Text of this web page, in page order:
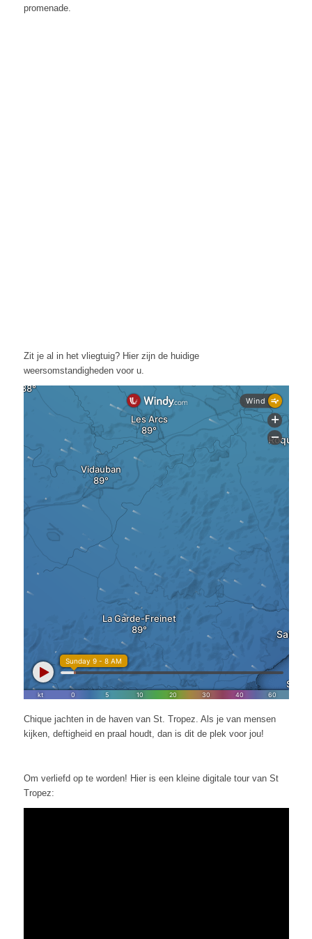
promenade.
Zit je al in het vliegtuig? Hier zijn de huidige
weersomstandigheden voor u.
Chique jachten in de haven van St. Tropez. Als je van mensen
kijken, deftigheid en praal houdt, dan is dit de plek voor jou!
Om verliefd op te worden! Hier is een kleine digitale tour van St
Tropez: